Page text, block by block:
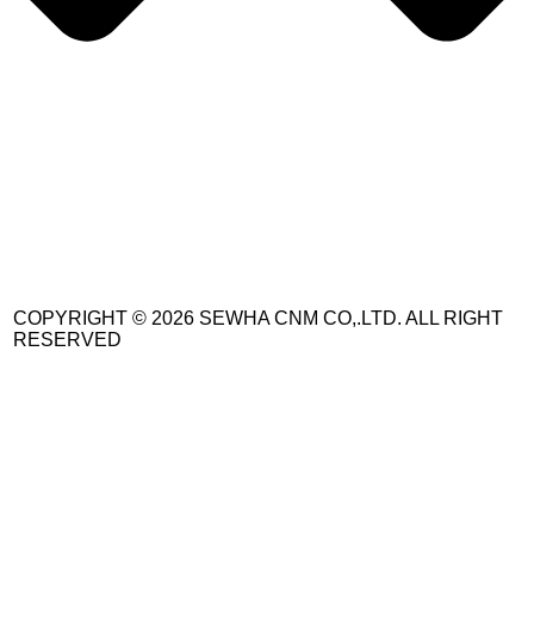
COPYRIGHT © 2026 SEWHA CNM CO,.LTD. ALL RIGHT
RESERVED